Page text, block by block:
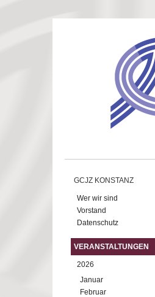
GCJZ KONSTANZ
Wer wir sind
Vorstand
Datenschutz
VERANSTALTUNGEN
2026
Januar
Februar